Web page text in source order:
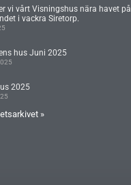
vi vårt Visningshus nära havet på
i vackra Siretorp.
hus Juni 2025
2025
»